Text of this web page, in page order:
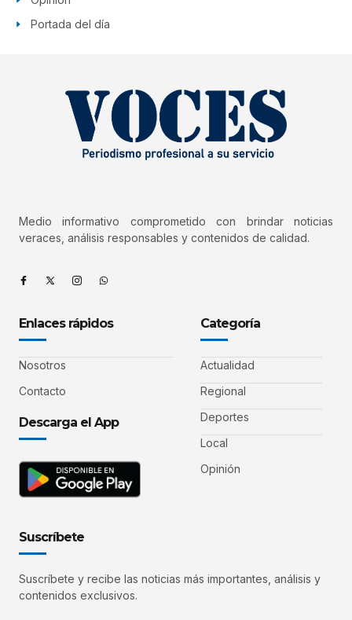
Portada del día
Medio informativo comprometido con brindar noticias
veraces, análisis responsables y contenidos de calidad.
Enlaces rápidos
Nosotros
Contacto
Descarga el App
Categoría
Actualidad
Regional
Deportes
Local
Opinión
Suscríbete
Suscríbete y recibe las noticias más importantes, análisis y
contenidos exclusivos.